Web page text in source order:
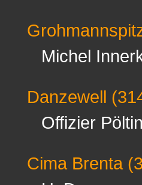
Michel
Danzewell
Offizier
Cima Brenta